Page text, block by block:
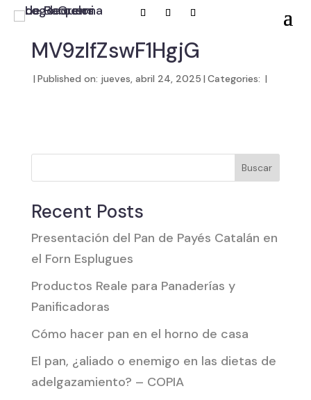
MV9zIfZswF1HgjG
| Published on: jueves, abril 24, 2025 | Categories: |
Buscar
Recent Posts
Presentación del Pan de Payés Catalán en
el Forn Esplugues
Productos Reale para Panaderías y
Panificadoras
Cómo hacer pan en el horno de casa
El pan, ¿aliado o enemigo en las dietas de
adelgazamiento? – COPIA